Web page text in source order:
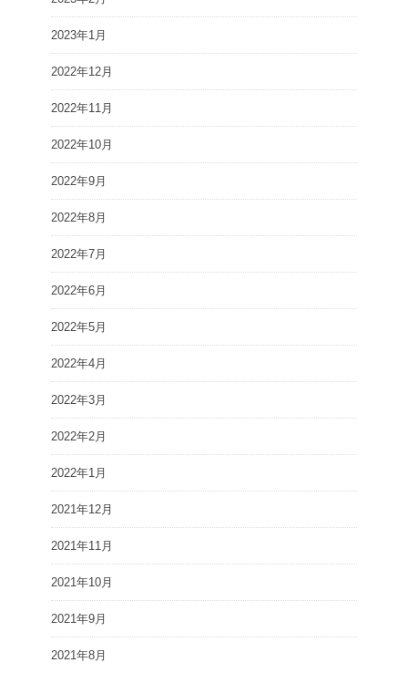
2023年1月
2022年12月
2022年11月
2022年10月
2022年9月
2022年8月
2022年7月
2022年6月
2022年5月
2022年4月
2022年3月
2022年2月
2022年1月
2021年12月
2021年11月
2021年10月
2021年9月
2021年8月